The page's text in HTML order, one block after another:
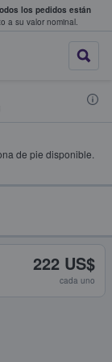
los pedidos están
a su valor nominal.
de pie disponible.
222 US$
cada uno